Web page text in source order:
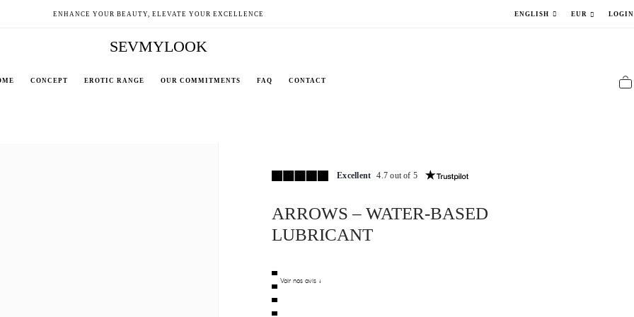
ENHANCE YOUR BEAUTY, ELEVATE YOUR EXCELLENCE ENGLISH EUR LOGIN
SEVMYLOOK
CONCEPT EROTIC RANGE OUR COMMITMENTS FAQ CONTACT
Excellent 4.7 out of 5
ARROWS – WATER-BASED
LUBRICANT
Voir nos avis ↓